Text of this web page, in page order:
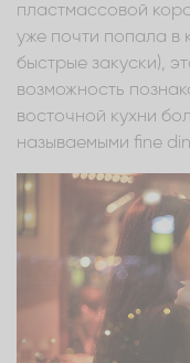
пластмассовой
уже почти попала в
быстрые закуски),
возможность
восточной кухни
называемыми fine